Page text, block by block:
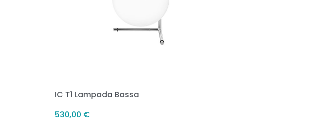
IC T1 Lampada Bassa
530,00 €